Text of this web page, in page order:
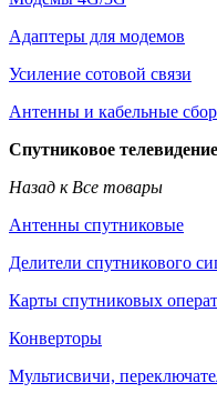
Адаптеры для модемов
Усиление сотовой связи
Антенны и кабельные
Спутниковое
Назад к Все товары
Антенны спутниковые
Делители спутникового
Карты спутниковых
Конверторы
Мультисвичи,